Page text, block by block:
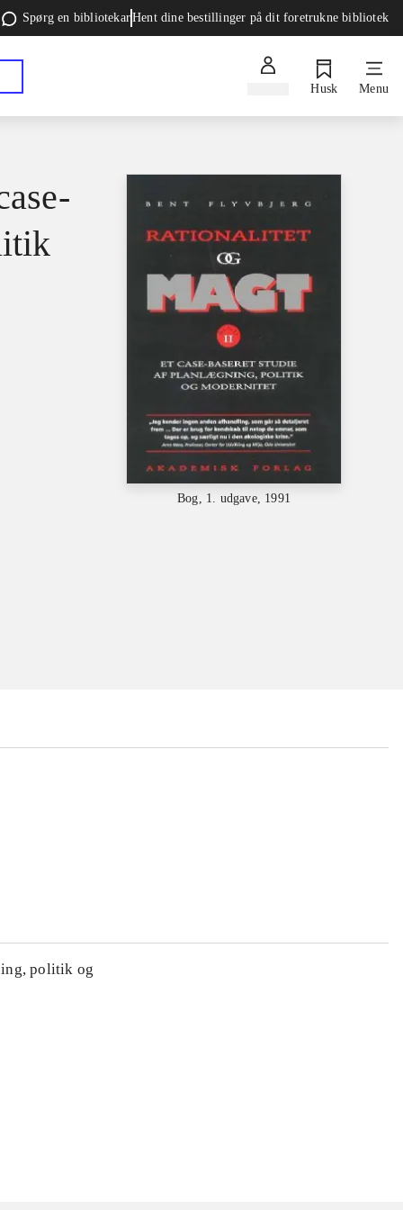
Spørg en bibliotekarHent dine bestillinger på dit foretrukne bibliotek
Husk Menu
Bog, 1. udgave, 1991
politik og